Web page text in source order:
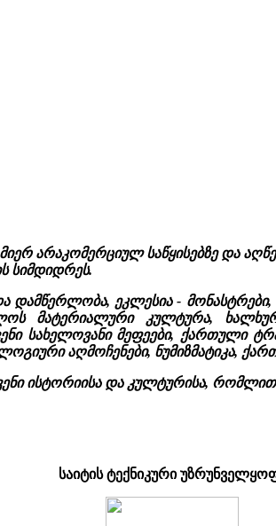
მიერ არაკომერციულ საწყისებზე და
სიმდიდრეს.
და დამწერლობა, ეკლესია -
მატერიალური კულტურა,
სახელოვანი მეფეები, ქართული
აღმოჩენები, ნუმიზმატიკა,
ისტორიისა და კულტურისა,
საიტის ტექნიკური